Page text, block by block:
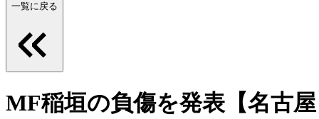
一覧に戻る
MF稲垣の負傷を発表【名古